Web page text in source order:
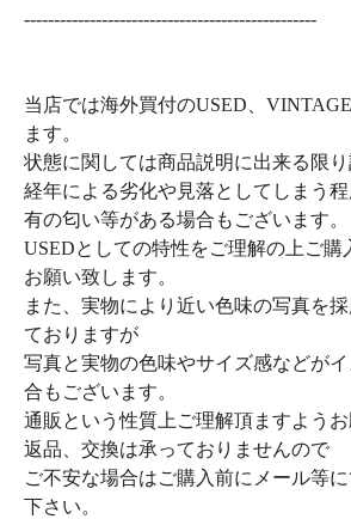
-------------------------------------------------
当店では海外買付のUSED、
ます。
状態に関しては商品説明に出来る限り
経年による劣化や見落としてしまう
有の匂い等がある場合もございます。
USEDとしての特性をご理解の上ご購
お願い致します。
また、実物により近い色味の写真を
ておりますが
写真と実物の色味やサイズ感などが
合もございます。
通販という性質上ご理解頂ますようお
返品、交換は承っておりませんので
ご不安な場合はご購入前にメール等
下さい。